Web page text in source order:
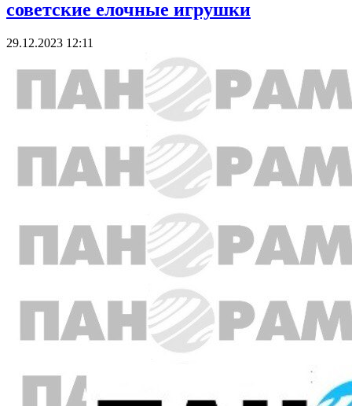
советские елочные игрушки
29.12.2023 12:11